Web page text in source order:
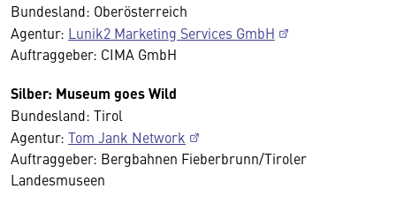
Bundesland: Oberösterreich
Agentur: Lunik2 Marketing Services GmbH
Auftraggeber: CIMA GmbH
Silber: Museum goes Wild
Bundesland: Tirol
Agentur: Tom Jank Network
Auftraggeber: Bergbahnen Fieberbrunn/Tiroler
Landesmuseen